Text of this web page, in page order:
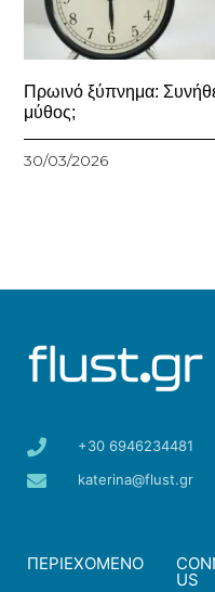
Πρωινό ξύπνημα:
μύθος;
30/03/2026
+30 6946234481
katerina@flust.gr
ΠΕΡΙΕΧΟΜΕΝΟ
US